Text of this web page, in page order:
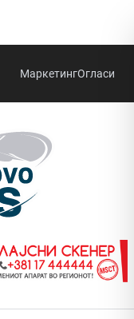
МаркетингОгласи